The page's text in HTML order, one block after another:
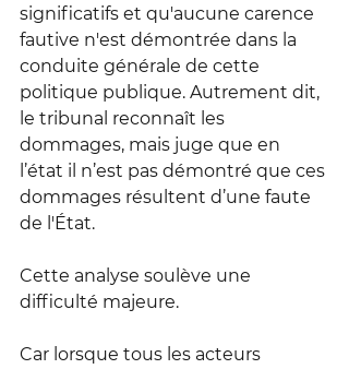
significatifs et qu'aucune carence
fautive n'est démontrée dans la
conduite générale de cette
politique publique. Autrement dit,
le tribunal reconnaît les
dommages, mais juge que en
l’état il n’est pas démontré que ces
dommages résultent d’une faute
de l'État.
Cette analyse soulève une
difficulté majeure.
Car lorsque tous les acteurs